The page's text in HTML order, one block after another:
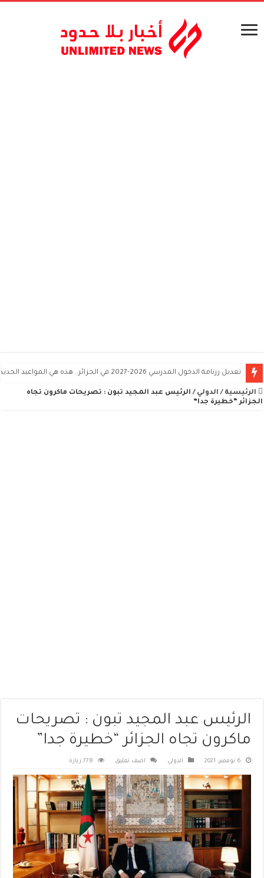
تعديل رزنامة الدخول المدرسي 2026-2027 في الجزائر.. هذه هي المواعيد الجديدة
الرئيسية / الدولي / الرئيس عبد المجيد تبون : تصريحات ماكرون تجاه
الجزائر “خطيرة جدا”
الرئيس عبد المجيد تبون : تصريحات
ماكرون تجاه الجزائر “خطيرة جدا”
6 نوفمبر، 2021 الدولي اضف تعليق 778 زيارة